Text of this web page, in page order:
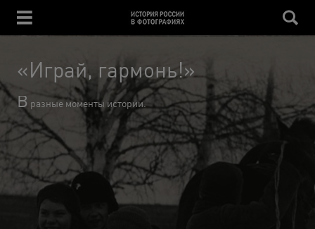
«Играй, гармонь!»
В разные моменты истории.